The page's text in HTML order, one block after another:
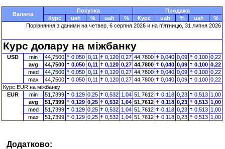
Валюта
Покупка
Продажа
Курс
uah % uah % Курс uah % uah
%
Порівняння з даними на четвер, 6 серпня 2026 и на п'ятницю, 31 липня 2026
Курс долару на міжбанку
USD min 44,7500 0,050 0,11 0,120 0,27 44,7800 0,040 0,09 0,100 0,22
avg
44,7500 0,050 0,11 0,120 0,27 44,7800 0,040 0,09 0,100 0,22
med
44,7500 0,050 0,11 0,120 0,27 44,7800 0,040 0,09 0,100 0,22
max
44,7500 0,050 0,11 0,120 0,27 44,7800 0,040 0,09 0,100 0,22
Курс EUR на міжбанку
EUR
min 51,7399 0,129 0,25 0,532 1,04 51,7612 0,118 0,23 0,513 1,00
avg
51,7399 0,129 0,25 0,532 1,04 51,7612 0,118 0,23 0,513 1,00
med
51,7399 0,129 0,25 0,532 1,04 51,7612 0,118 0,23 0,513 1,00
max
51,7399 0,129 0,25 0,532 1,04 51,7612 0,118 0,23 0,513 1,00
Додатково: